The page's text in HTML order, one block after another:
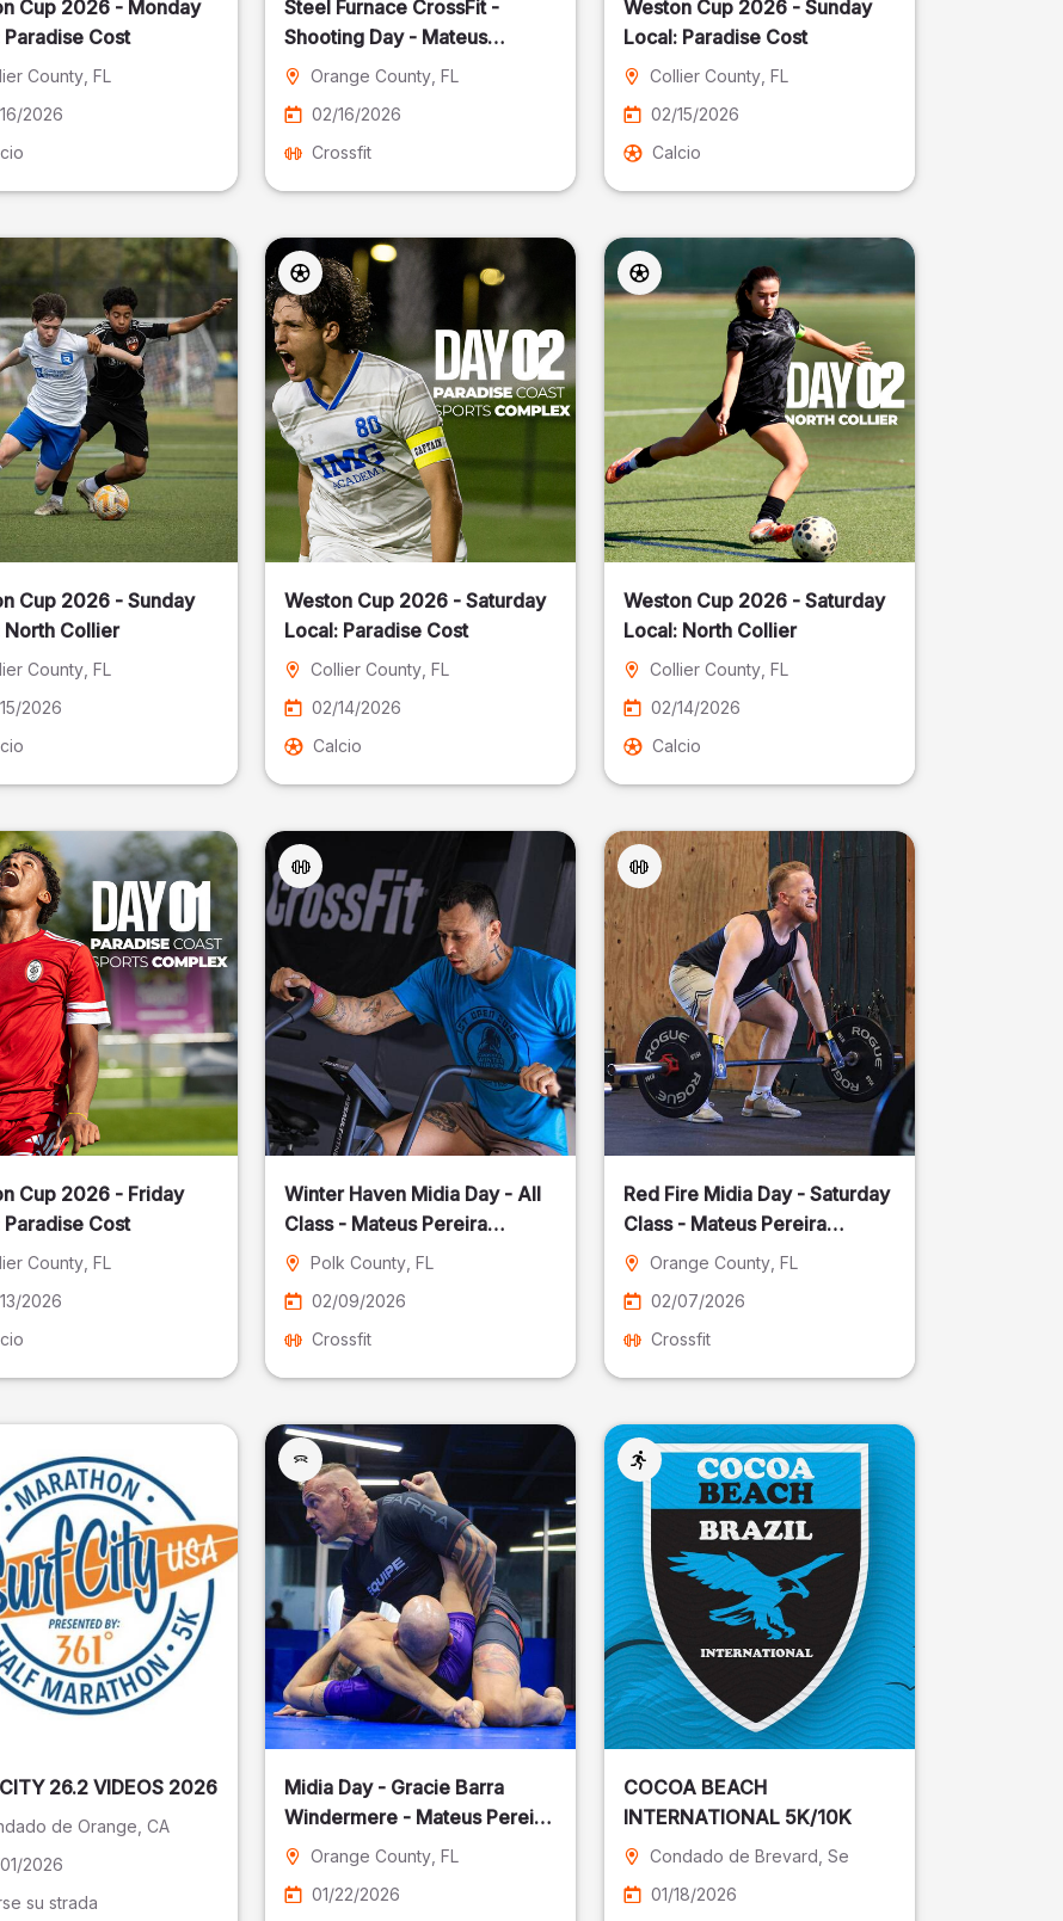
Cup 2026 - Monday
Paradise Cost
County, FL
2026
Steel Furnace CrossFit -
Shooting Day - Mateus
Pereira Fotografia
Orange County , FL
02/16/2026
Crossfit
Weston Cup 2026 - Sunday
Local: Paradise Cost
Collier County, FL
02/15/2026
Calcio
Cup 2026 - Sunday
Local: North Collier
County, FL
2026
Weston Cup 2026 - Saturday
Local: Paradise Cost
Collier County , FL
02/14/2026
Calcio
Weston Cup 2026 - Saturday
Local: North Collier
Collier County, FL
02/14/2026
Calcio
Cup 2026 - Friday
Paradise Cost
County, FL
2026
Winter Haven Midia Day - All
Class - Mateus Pereira
Fotografia
Polk County , FL
02/09/2026
Crossfit
Red Fire Midia Day - Saturday
Class - Mateus Pereira
Fotografia
Orange County, FL
02/07/2026
Crossfit
SURF CITY 26.2 VIDEOS 2026
de Orange , CA
2026
su strada
Midia Day - Gracie Barra
Windermere - Mateus Pereira
Fotografia
Orange County , FL
01/22/2026
COCOA BEACH
INTERNATIONAL 5K/10K
Condado de Brevard , Se
01/18/2026